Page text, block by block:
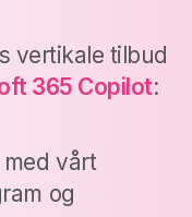
vertikale tilbud
365 Copilot:
med vårt
og